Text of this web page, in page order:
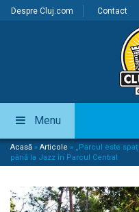
Despre Cluj.com Contact
Menu
Acasă » Articole » „Parcul este
până la Jazz în Parcul Central